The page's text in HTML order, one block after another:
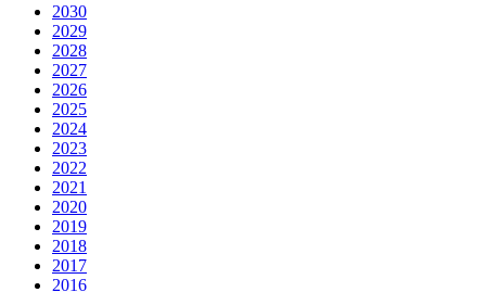
2030
2029
2028
2027
2026
2025
2024
2023
2022
2021
2020
2019
2018
2017
2016